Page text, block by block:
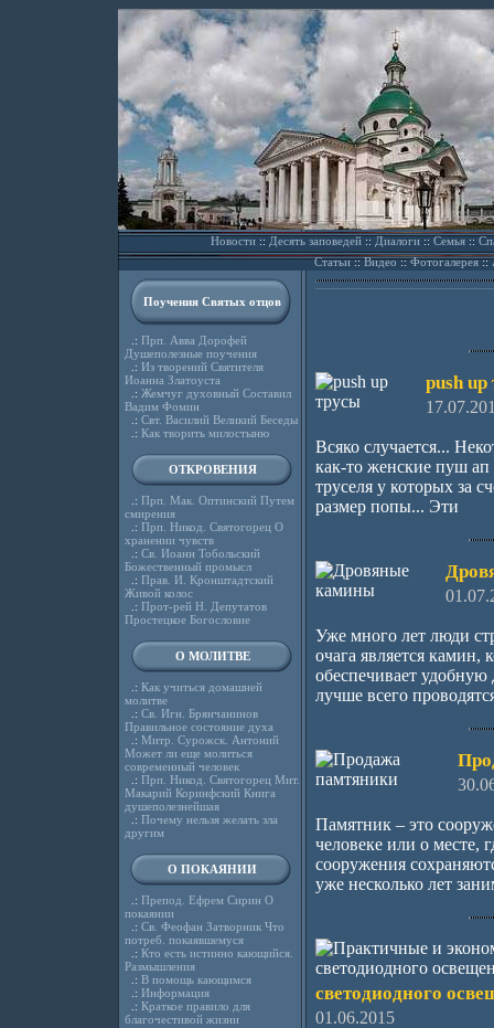
Новости::Десять заповедей::Диалоги::Семья::
Статьи::Видео ::Фотогалерея::
Поучения Святых отцов
.: Прп. Авва Дорофей
Душеполезные поучения
.: Из творений Святителя
Иоанна Златоуста
.: Жемчуг духовный Составил
Вадим Фомин
.: Свт. Василий Великий Беседы
.: Как творить милостыню
ОТКРОВЕНИЯ
.: Прп. Мак. Оптинский Путем
смирения
.: Прп. Никод. Святогорец О
хранении чувств
.: Св. Иоанн Тобольский
Божественный промысл
.: Прав. И. Кронштадтский
Живой колос
.: Прот-рей Н. Депутатов
Простецкое Богословие
О МОЛИТВЕ
.: Как учиться домашней
молитве
.: Св. Игн. Брянчанинов
Правильное состояние духа
.: Митр. Сурожск. Антоний
Может ли еще молиться
современный человек
.: Прп. Никод. Святогорец Мит.
Макарий Коринфский Книга
душеполезнейшая
.: Почему нельзя желать зла
другим
О ПОКАЯНИИ
.: Препод. Ефрем Сирин О
покаянии
.: Св. Феофан Затворник Что
потреб. покаявшемуся
.: Кто есть истинно кающийся.
Размышления
.: В помощь кающимся
.: Информация
.: Краткое правило для
благочестивой жизни
push up
Всяко случается...
как-то женские пуш ап
труселя у которых за
размер попы... Эти
Уже много лет люди
очага является камин,
обеспечивает
лучше всего
Памятник – это
человеке или о месте,
сооружения
уже несколько лет
светoдиодного
01.06.2015